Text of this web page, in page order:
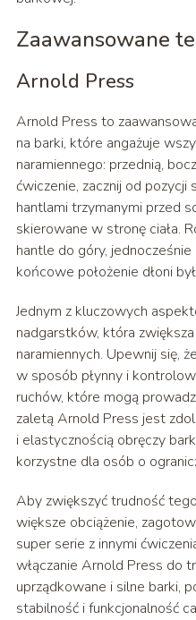
Zaawansowane
Arnold Press
Arnold Press to
na barki, które angażuje
naramiennego: przednią,
ćwiczenie, zacznij od pozycji
hantlami trzymanymi przed
skierowane w stronę ciała.
hantle do góry,
końcowe położenie dłoni
Jednym z kluczowych
nadgarstków, która
naramiennych. Upewnij się,
w sposób płynny i
ruchów, które mogą
zaletą Arnold Press jest
i elastycznością obręczy
korzystne dla osób o
Aby zwiększyć trudność
większe obciążenie,
super serie z innymi
włączanie Arnold Press do
uprządkowane i silne barki,
stabilność i funkcjonalność